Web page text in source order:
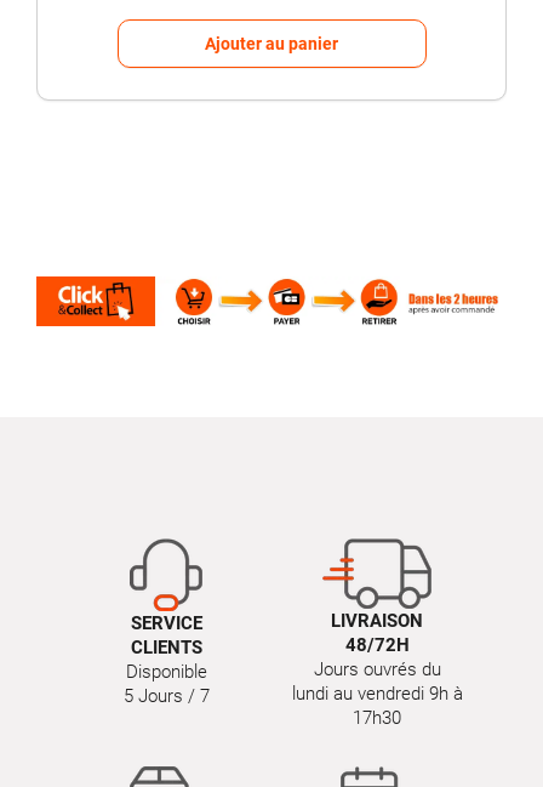
Ajouter au panier
SERVICE
CLIENTS
Disponible
5 Jours / 7
LIVRAISON
48/72H
Jours ouvrés du
lundi au vendredi 9h à
17h30